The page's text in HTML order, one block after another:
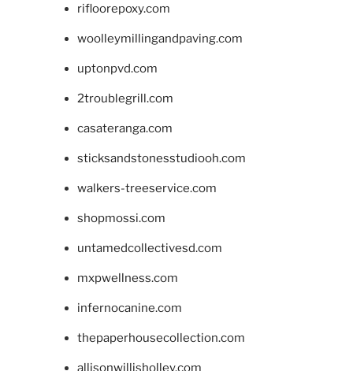
rifloorepoxy.com
woolleymillingandpaving.com
uptonpvd.com
2troublegrill.com
casateranga.com
sticksandstonesstudiooh.com
walkers-treeservice.com
shopmossi.com
untamedcollectivesd.com
mxpwellness.com
infernocanine.com
thepaperhousecollection.com
allisonwillisholley.com